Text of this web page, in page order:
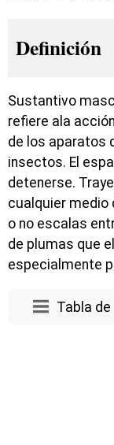
Definición
Sustantivo
refiere ala
de los aparatos
insectos. El
detenerse.
cualquier medio
o no escalas
de plumas que
especialmente
Tabla